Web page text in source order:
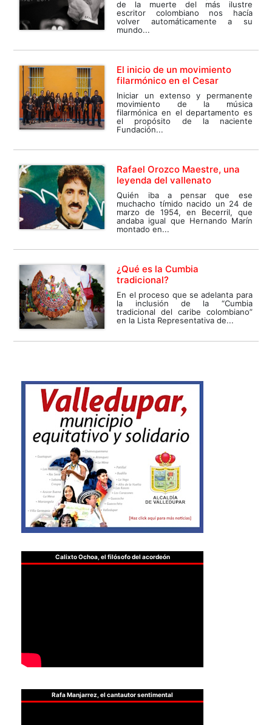
de la muerte del más ilustre
escritor colombiano nos hacía
volver automáticamente a su
mundo...
El inicio de un movimiento
filarmónico en el Cesar
Iniciar un extenso y permanente
movimiento de la música
filarmónica en el departamento es
el propósito de la naciente
Fundación...
Rafael Orozco Maestre, una
leyenda del vallenato
Quién iba a pensar que ese
muchacho tímido nacido un 24 de
marzo de 1954, en Becerril, que
andaba igual que Hernando Marín
montado en...
¿Qué es la Cumbia
tradicional?
En el proceso que se adelanta para
la inclusión de la “Cumbia
tradicional del caribe colombiano”
en la Lista Representativa de...
Calixto Ochoa, el filósofo del acordeón
Rafa Manjarrez, el cantautor sentimental